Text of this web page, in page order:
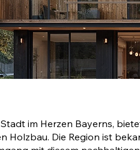
im Herzen Bayerns,
Holzbau. Die Region ist